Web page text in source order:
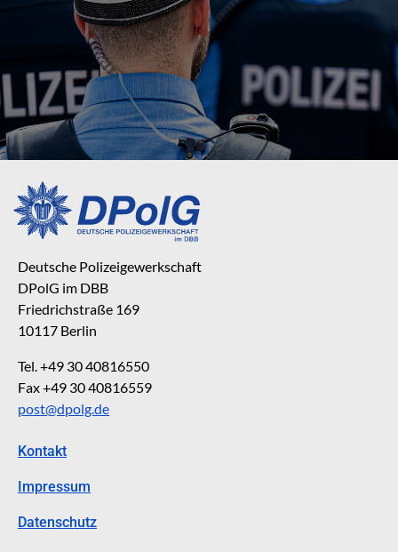
Deutsche Polizeigewerkschaft
DPolG im DBB
Friedrichstraße 169
10117 Berlin
Tel. +49 30 40816550
Fax +49 30 40816559
post@dpolg.de
Kontakt
Impressum
Datenschutz